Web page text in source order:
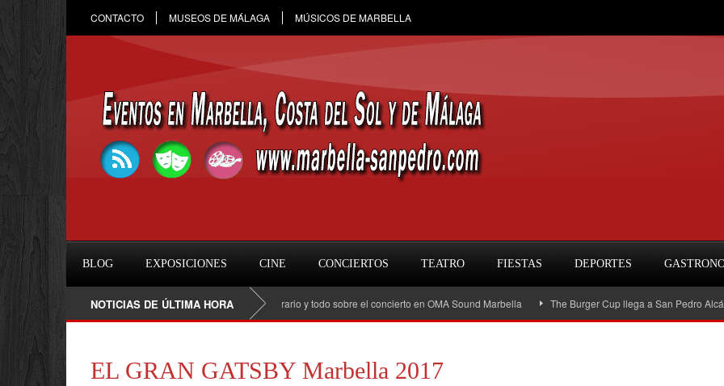
CONTACTO MUSEOS DE MÁLAGA MÚSICOS DE MARBELLA
BLOG EXPOSICIONES CINE CONCIERTOS TEATRO FIESTAS DEPORTES
NOTICIAS DE ÚLTIMA HORA
Raule en Marbella 2026: fecha, entradas, horario y todo sobre el concierto en OMA Sound Marbella The Burger Cup llega a San Pedro Alcántara:
EL GRAN GATSBY Marbella 2017